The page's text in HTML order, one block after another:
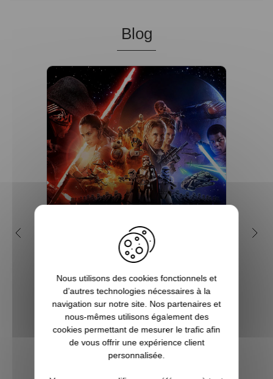
Blog
Pourquoi Star Wars est
devenu une saga culte ?
Créée par Georges Lucas, Star Wars est
l'une des franchises les plus populaires et
les plus rentables de toute l'histoire du
cinéma. Tout commence avec le premier
film, en réalité l'épisode 4 d'une
ennealogie, qui devient culte dès sa...
Nous utilisons des cookies fonctionnels et
d’autres technologies nécessaires à la
navigation sur notre site. Nos partenaires et
nous-mêmes utilisons également des
cookies permettant de mesurer le trafic afin
de vous offrir une expérience client
personnalisée.